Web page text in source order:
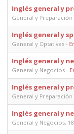
Inglés general y
General y Preparación
Inglés general y
General y Optativas -
Inglés general y
General y Negocios -
Inglés general y
General y Preparación
Inglés general y
General y Negocios,